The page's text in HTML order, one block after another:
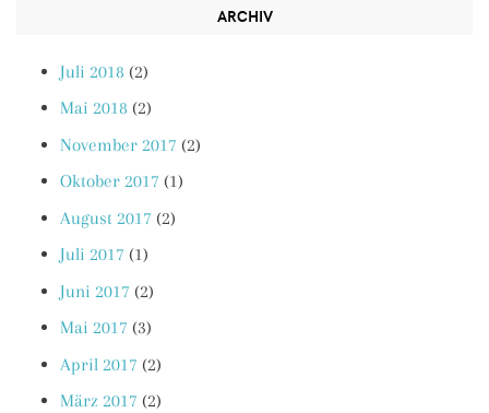
ARCHIV
Juli 2018 (2)
Mai 2018 (2)
November 2017 (2)
Oktober 2017 (1)
August 2017 (2)
Juli 2017 (1)
Juni 2017 (2)
Mai 2017 (3)
April 2017 (2)
März 2017 (2)